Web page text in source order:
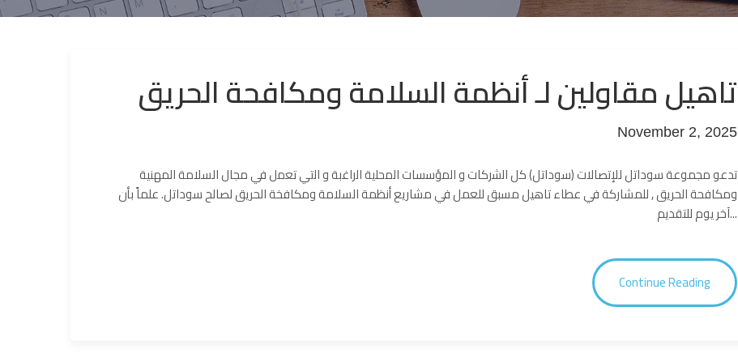
تاهيل مقاولين لـ أنظمة السلامة ومكافحة الحريق
November 2, 2025
تدعو مجموعة سوداتل للإتصالات (سوداتل) كل اﻟﺷرﻛﺎت و اﻟﻣؤﺳﺳﺎت اﻟﻣﺣﻠﯾﺔ اﻟراﻏﺑﺔ و اﻟﺗﻲ ﺗﻌﻣل ﻓﻲ مجال السلامة المهنية
ومكافحة الحريق , للمشاركة في عطاء تاهيل مسبق للعمل في مشاريع أنظمة السلامة ومكافخة الحريق لصالح سوداتل. علماً بأن
آخر يوم للتقديم...
Continue Reading